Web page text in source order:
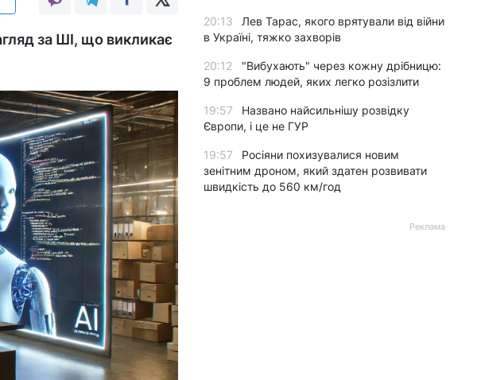
за ШІ, що викликає
20:13
Лев Тарас, якого врятували від війни
в Україні, тяжко захворів
20:12
"Вибухають" через кожну дрібницю:
9 проблем людей, яких легко розізлити
19:57
Названо найсильнішу розвідку
Європи, і це не ГУР
19:57
Росіяни похизувалися новим
зенітним дроном, який здатен розвивати
швидкість до 560 км/год
Реклама